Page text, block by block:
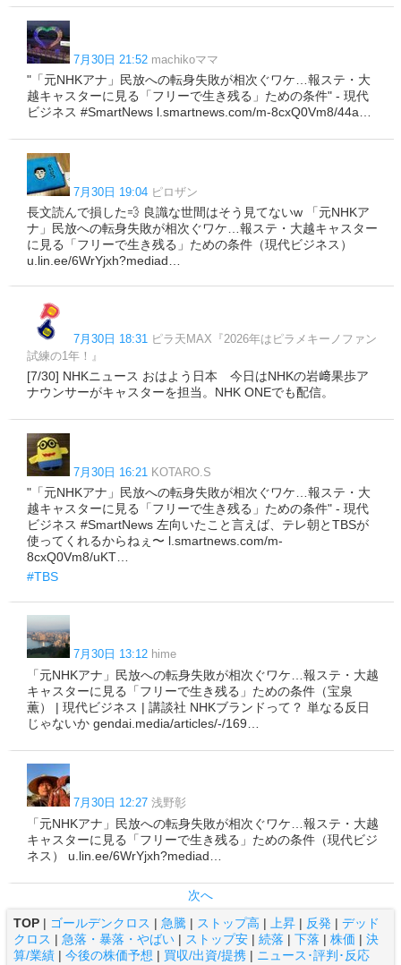
7月30日 21:52 machikoママ
"「元NHKアナ」民放への転身失敗が相次ぐワケ…報ステ・大
越キャスターに見る「フリーで生き残る」ための条件" - 現代
ビジネス #SmartNews l.smartnews.com/m-8cxQ0Vm8/44a…
7月30日 19:04 ピロザン
長文読んで損した💨 良識な世間はそう見てないw 「元NHKア
ナ」民放への転身失敗が相次ぐワケ…報ステ・大越キャスター
に見る「フリーで生き残る」ための条件（現代ビジネス）
u.lin.ee/6WrYjxh?mediad…
7月30日 18:31 ピラ天MAX『2026年はピラメキーノファン
試練の1年！』
[7/30] NHKニュース おはよう日本 今日はNHKの岩﨑果歩ア
ナウンサーがキャスターを担当。NHK ONEでも配信。
7月30日 16:21 KOTARO.S
"「元NHKアナ」民放への転身失敗が相次ぐワケ…報ステ・大
越キャスターに見る「フリーで生き残る」ための条件" - 現代
ビジネス #SmartNews 左向いたこと言えば、テレ朝とTBSが
使ってくれるからねぇ〜 l.smartnews.com/m-
8cxQ0Vm8/uKT…
#TBS
7月30日 13:12 hime
「元NHKアナ」民放への転身失敗が相次ぐワケ…報ステ・大越
キャスターに見る「フリーで生き残る」ための条件（宝泉
薫） | 現代ビジネス | 講談社 NHKブランドって？ 単なる反日
じゃないか gendai.media/articles/-/169…
7月30日 12:27 浅野彰
「元NHKアナ」民放への転身失敗が相次ぐワケ…報ステ・大越
キャスターに見る「フリーで生き残る」ための条件（現代ビジ
ネス） u.lin.ee/6WrYjxh?mediad…
次へ
TOP | ゴールデンクロス | 急騰 | ストップ高 | 上昇 | 反発 | デッド
クロス | 急落・暴落・やばい | ストップ安 | 続落 | 下落 | 株価 | 決
算/業績 | 今後の株価予想 | 買収/出資/提携 | ニュース･評判･反応